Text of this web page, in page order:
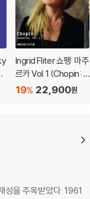
Ingrid Fliter 쇼팽: 마주
르카 Vol. 1 (Chopin: M
azurkas, Vol. 1)
22,900원
19%
성을 주목받았다. 1961